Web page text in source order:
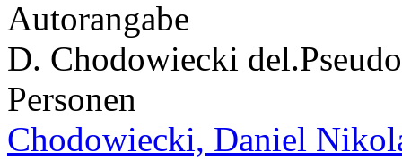
Autorangabe
D. Chodowiecki del.
Personen
Chodowiecki, Daniel